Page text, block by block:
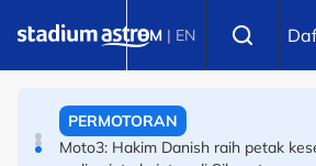
BM | EN
Moto3: Hakim Danish raih petak
BOLA SEPAK
Piala Hyundai ASEAN: Malaysia ke